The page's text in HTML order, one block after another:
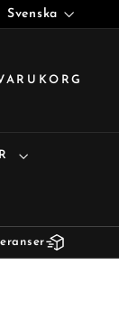
Språk
Svenska